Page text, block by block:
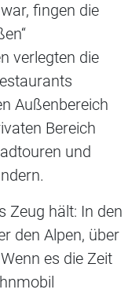
fingen die
verlegten die
Außenbereich
Bereich
und
Zeug hält: In den
den Alpen, über
es die Zeit